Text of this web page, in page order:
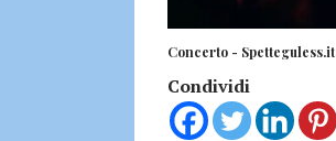
Concerto - Spetteguless.it
Condividi